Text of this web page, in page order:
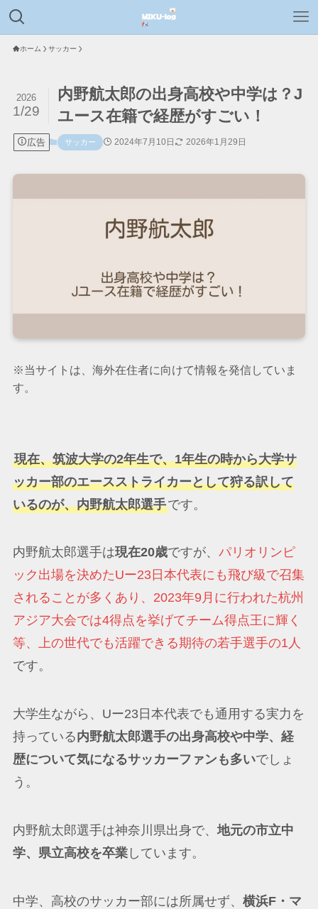
ホーム サッカー
内野航太郎の出身高校や中学は？J
ユース在籍で経歴がすごい！
2026
1/29
広告 サッカー 2024年7月10日 2026年1月29日
※当サイトは、海外在住者に向けて情報を発信していま
す。
現在、筑波大学の2年生で、1年生の時から大学サ
ッカー部のエースストライカーとして狩る訳して
いるのが、内野航太郎選手です。
内野航太郎選手は現在20歳ですが、 パリオリンピ
ック出場を決めたUー23日本代表にも飛び級で召集
されることが多くあり、2023年9月に行われた杭州
アジア大会では4得点を挙げてチーム得点王に輝く
等、上の世代でも活躍できる期待の若手選手の1人
です。
大学生ながら、Uー23日本代表でも通用する実力を
持っている内野航太郎選手の出身高校や中学、経
歴について気になるサッカーファンも多いでしょ
う。
内野航太郎選手は神奈川県出身で、 地元の市立中
学、県立高校を卒業しています。
中学、高校のサッカー部には所属せず、 横浜F・マ